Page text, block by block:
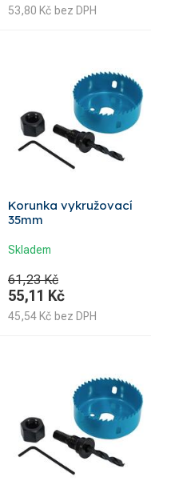
53,80 Kč bez DPH
Korunka vykružovací
35mm
Skladem
61,23 Kč
55,11 Kč
45,54 Kč bez DPH